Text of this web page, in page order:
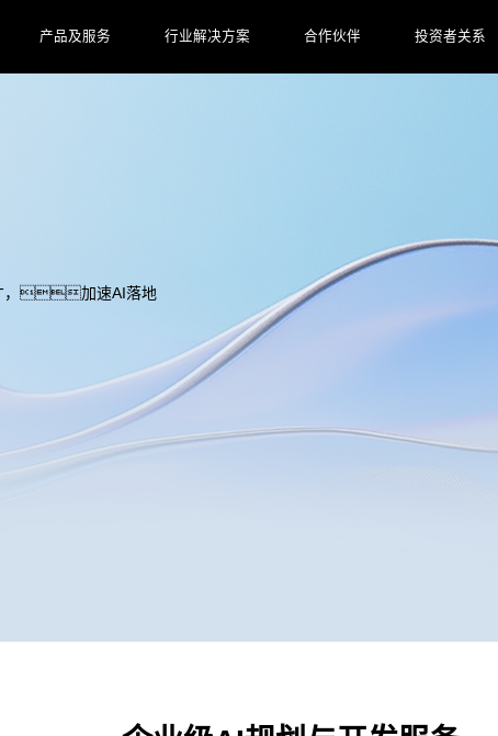
产品及服务 行业解决方案 合作伙伴 投资者关系
，加速AI落地